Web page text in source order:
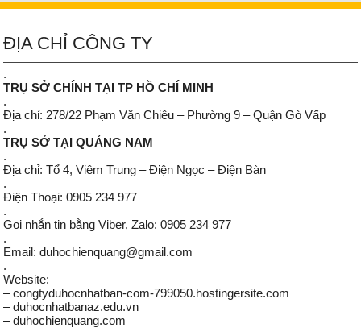
ĐỊA CHỈ CÔNG TY
.
TRỤ SỞ CHÍNH TẠI TP HỒ CHÍ MINH
.
Địa chỉ: 278/22 Phạm Văn Chiêu – Phường 9 – Quận Gò Vấp
.
TRỤ SỞ TẠI QUẢNG NAM
.
Địa chỉ: Tổ 4, Viêm Trung – Điện Ngọc – Điện Bàn
.
Điện Thoại: 0905 234 977
.
Gọi nhắn tin bằng Viber, Zalo: 0905 234 977
.
Email: duhochienquang@gmail.com
.
Website:
– congtyduhocnhatban-com-799050.hostingersite.com
– duhocnhatbanaz.edu.vn
– duhochienquang.com